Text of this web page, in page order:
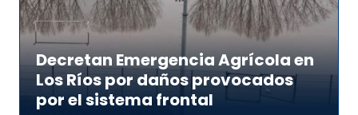
Decretan Emergencia Agrícola en
Los Ríos por daños provocados
por el sistema frontal